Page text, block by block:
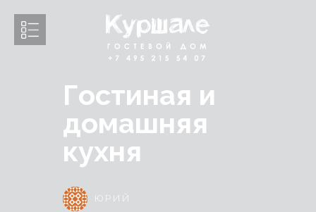
Гостиная и
домашняя
кухня
ЮРИЙ